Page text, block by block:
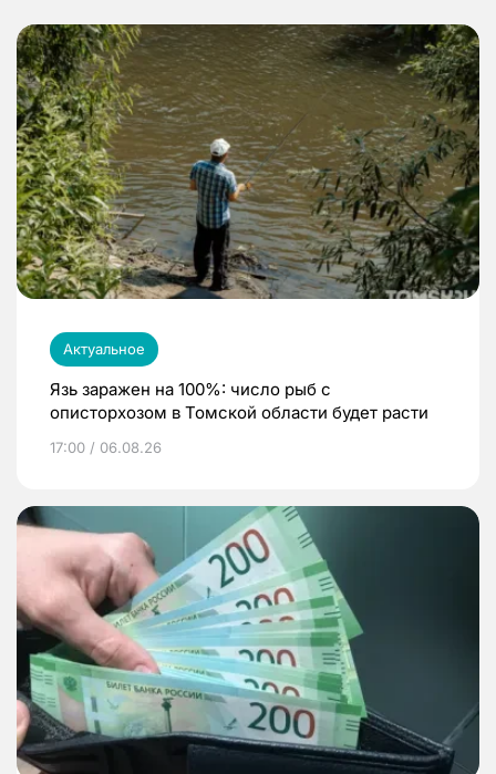
Актуальное
Язь заражен на 100%: число рыб с
описторхозом в Томской области будет расти
17:00 / 06.08.26